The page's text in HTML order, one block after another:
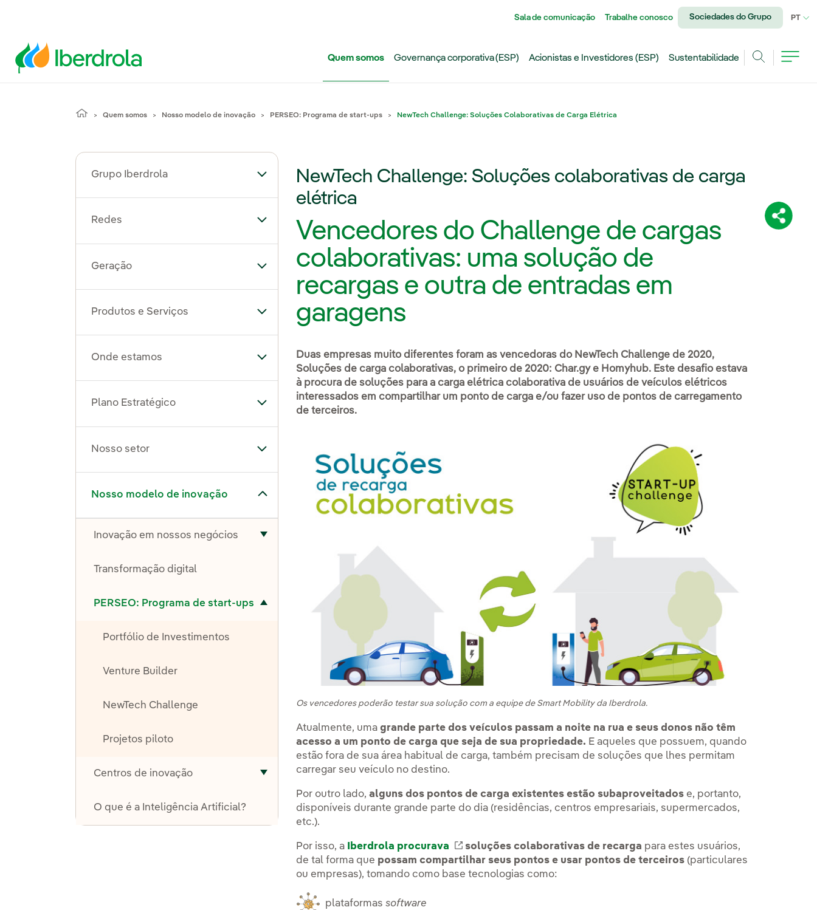
Sala de comunicação Trabalhe conosco Sociedades do Grupo PT
Quem somos Governança corporativa (ESP) Acionistas e Investidores (ESP)
Sustentabilidade
Quem somos Nosso modelo de inovação PERSEO: Programa de start-ups NewTech Challenge: Soluções Colaborativas de Carga Elétrica
Grupo Iberdrola Alternar submenu de Grupo Iberdrola
Redes Alternar submenu de Redes
Geração Alternar submenu de Geração
Produtos e Serviços Alternar submenu de Produtos e Serviços
Onde estamos Alternar submenu de Onde estamos
Plano Estratégico Alternar submenu de Plano Estratégico
Nosso setor Alternar submenu de Nosso setor
Nosso modelo de inovação
Alternar submenu de Nosso modelo de inovação
Inovação em nossos negócios
Alternar submenu de Inovação em nossos negócios
Transformação digital
PERSEO: Programa de start-ups
Portfólio de Investimentos
Venture Builder
NewTech Challenge
Projetos piloto
Centros de inovação
O que é a Inteligência Artificial?
NewTech Challenge: Soluções colaborativas de carga
elétrica
Vencedores do Challenge de cargas
colaborativas: uma solução de
recargas e outra de entradas em
garagens
Duas empresas muito diferentes foram as vencedoras do NewTech Challenge de 2020,
Soluções de carga colaborativas, o primeiro de 2020: Char.gy e Homyhub. Este desafio estava
à procura de soluções para a carga elétrica colaborativa de usuários de veículos elétricos
interessados em compartilhar um ponto de carga e/ou fazer uso de pontos de carregamento
de terceiros.
Os vencedores poderão testar sua solução com a equipe de Smart Mobility da Iberdrola.
Atualmente, umagrande parte dos veículos passam a noite na rua e seus donos não têm
acesso a um ponto de carga que seja de sua propriedade. E aqueles que possuem, quando
estão fora de sua área habitual de carga, também precisam de soluções que lhes permitam
carregar seu veículo no destino.
Por outro lado,alguns dos pontos de carga existentes estão subaproveitados e, portanto,
disponíveis durante grande parte do dia (residências, centros empresariais, supermercados,
etc.).
Por isso, a Iberdrola procurava Link externo, abra em uma nova aba.
soluções colaborativas de recarga para estes usuários,
de tal forma que possam compartilhar seus pontos e usar pontos de terceiros (particulares
ou empresas), tomando como base tecnologias como:
plataformassoftware